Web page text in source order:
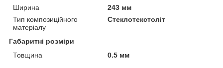
Ширина
243 мм
Тип композиційного
матеріалу
Стеклотекстоліт
Габаритні розміри
Товщина
0.5 мм